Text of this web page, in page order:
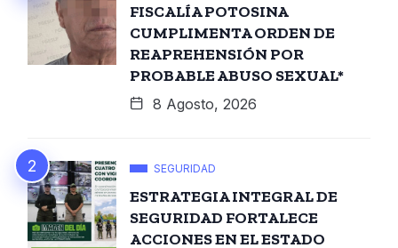
FISCALÍA POTOSINA
CUMPLIMENTA ORDEN DE
REAPREHENSIÓN POR
PROBABLE ABUSO SEXUAL*
8 Agosto, 2026
SEGURIDAD
ESTRATEGIA INTEGRAL DE
SEGURIDAD FORTALECE
ACCIONES EN EL ESTADO